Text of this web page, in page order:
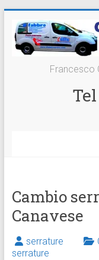
contenuto
Cambio
Francesco
Tel
Cambio
Canavese
serrature
serrature